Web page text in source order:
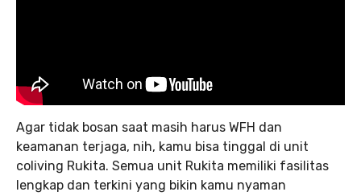
Agar tidak bosan saat masih harus WFH dan
keamanan terjaga, nih, kamu bisa tinggal di unit
coliving Rukita. Semua unit Rukita memiliki fasilitas
lengkap dan terkini yang bikin kamu nyaman